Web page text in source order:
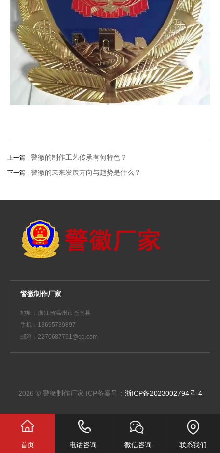
上一篇： 警徽的制作工艺传承有何特色？
下一篇： 警徽的未来发展方向与趋势是什么？
警徽制作厂家
地址：浙江省温州市苍南县
手机：13695739897
邮箱：2270687751@qq.com
2026 © 警徽制作厂家 ICP备案号： 浙ICP备2023002794号-4
首页 电话咨询 微信咨询 联系我们